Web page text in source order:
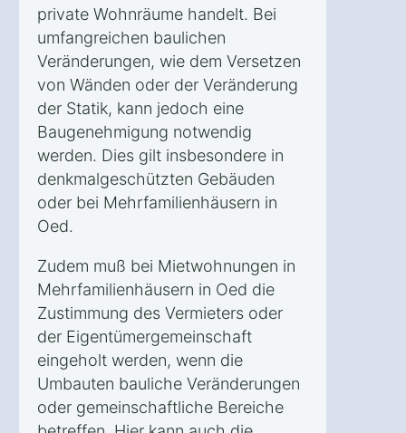
private Wohnräume handelt. Bei
umfangreichen baulichen
Veränderungen, wie dem Versetzen
von Wänden oder der Veränderung
der Statik, kann jedoch eine
Baugenehmigung notwendig
werden. Dies gilt insbesondere in
denkmalgeschützten Gebäuden
oder bei Mehrfamilienhäusern in
Oed.
Zudem muß bei Mietwohnungen in
Mehrfamilienhäusern in Oed die
Zustimmung des Vermieters oder
der Eigentümergemeinschaft
eingeholt werden, wenn die
Umbauten bauliche Veränderungen
oder gemeinschaftliche Bereiche